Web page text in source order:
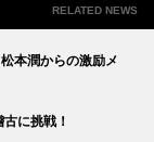
RELATED NEWS
本潤からの激励メ
に挑戦！